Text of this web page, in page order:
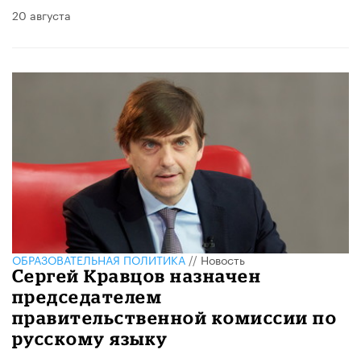
20 августа
ОБРАЗОВАТЕЛЬНАЯ ПОЛИТИКА//Новость
Сергей Кравцов назначен
председателем
правительственной комиссии по
русскому языку